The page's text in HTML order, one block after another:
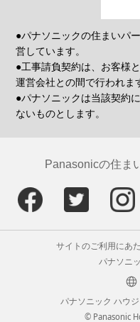
●パナソニックの住まいパ
営しています。
●工事請負契約は、お客様
運営会社との間で行われま
●パナソニックは当該契約
ないものとします。
Panasonicの住ま
サイトのご利用にあ
パナソニ
パナソニック ハウ
© Panasonic